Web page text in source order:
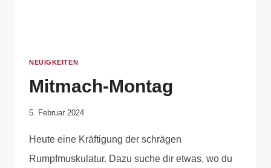
NEUIGKEITEN
Mitmach-Montag
Von
Krause
5. Februar 2024
Heute eine Kräftigung der schrägen
Rumpfmuskulatur. Dazu suche dir etwas, wo du